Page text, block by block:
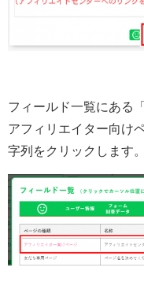
フィールド一覧にある
アフィリエイター向け
字列をクリックします。